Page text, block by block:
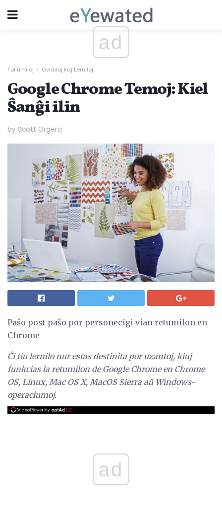
ad
Foliumiloj Gvidiloj kaj Lerniloj
Google Chrome Temoj: Kiel
Ŝanĝi ilin
by Scott Orgera
Paŝo post paŝo por personecigi vian retumilon en
Chrome
Ĉi tiu lernilo nur estas destinita por uzantoj, kiuj
funkcias la retumilon de Google Chrome en Chrome
OS, Linux, Mac OS X, MacOS Sierra aŭ Windows-
operaciumoj.
ad